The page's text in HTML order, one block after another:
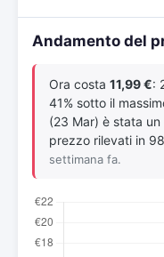
Andamento del
Ora costa 11,99 €:
41% sotto il
(23 Mar) è stata un
prezzo rilevati in
settimana fa.